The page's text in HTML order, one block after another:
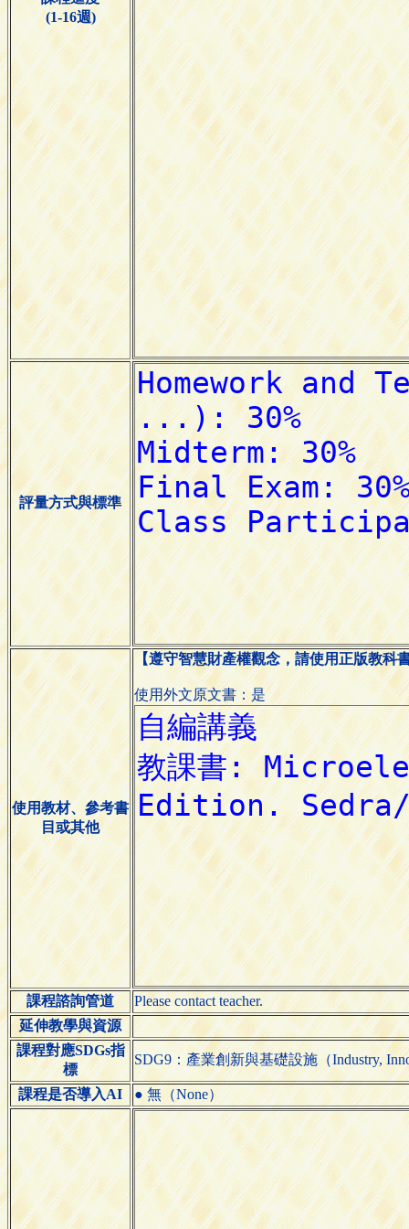
(1-16週)
評量方式與標準
使用教材、參考書
目或其他
【遵守智慧財產權觀念，請使用正版教科
使用外文原文書：是
課程諮詢管道
Please contact teacher.
延伸教學與資源
課程對應SDGs指
標
SDG9：產業創新與基礎設施（Industry,
課程是否導入AI ● 無（None）